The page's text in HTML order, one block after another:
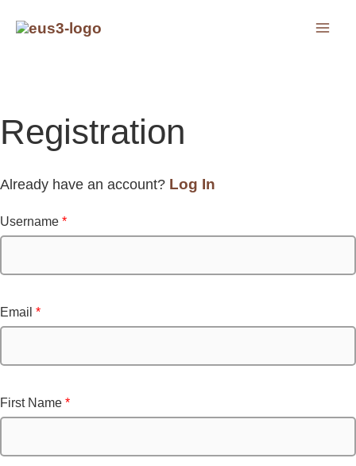
Registration
Already have an account? Log In
Username *
Email *
First Name *